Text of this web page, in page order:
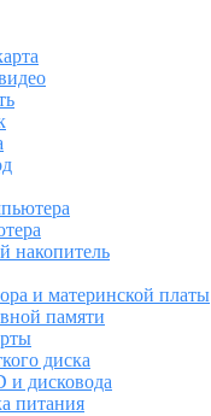
накопитель
и материнской платы
памяти
диска
дисковода
питания